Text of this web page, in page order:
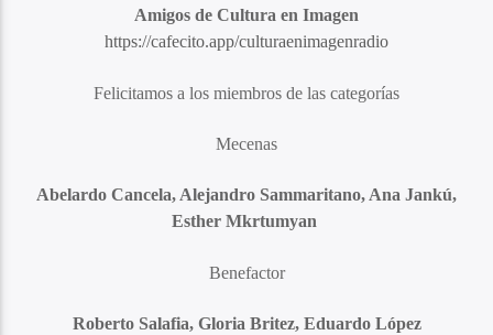
Amigos de Cultura en Imagen
https://cafecito.app/culturaenimagenradio
Felicitamos a los miembros de las categorías
Mecenas
Abelardo Cancela, Alejandro Sammaritano, Ana Jankú,
Esther Mkrtumyan
Benefactor
Roberto Salafia, Gloria Britez, Eduardo López